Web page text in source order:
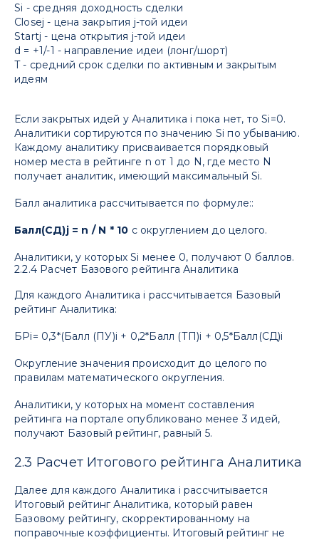
Si - средняя доходность сделки
Closej - цена закрытия j-той идеи
Startj - цена открытия j-той идеи
d = +1/-1 - направление идеи (лонг/шорт)
T - средний срок сделки по активным и закрытым
идеям
Если закрытых идей у Аналитика i пока нет, то Si=0.
Аналитики сортируются по значению Si по убыванию.
Каждому аналитику присваивается порядковый
номер места в рейтинге n от 1 до N, где место N
получает аналитик, имеющий максимальный Si.
Балл аналитика рассчитывается по формуле::
Балл(СД)j = n / N * 10 с округлением до целого.
Аналитики, у которых Si менее 0, получают 0 баллов.
2.2.4 Расчет Базового рейтинга Аналитика
Для каждого Аналитика i рассчитывается Базовый
рейтинг Аналитика:
БРi= 0,3*(Балл (ПУ)i + 0,2*Балл (ТП)i + 0,5*Балл(СД)i
Округление значения происходит до целого по
правилам математического округления.
Аналитики, у которых на момент составления
рейтинга на портале опубликовано менее 3 идей,
получают Базовый рейтинг, равный 5.
2.3 Расчет Итогового рейтинга Аналитика
Далее для каждого Аналитика i рассчитывается
Итоговый рейтинг Аналитика, который равен
Базовому рейтингу, скорректированному на
поправочные коэффициенты. Итоговый рейтинг не